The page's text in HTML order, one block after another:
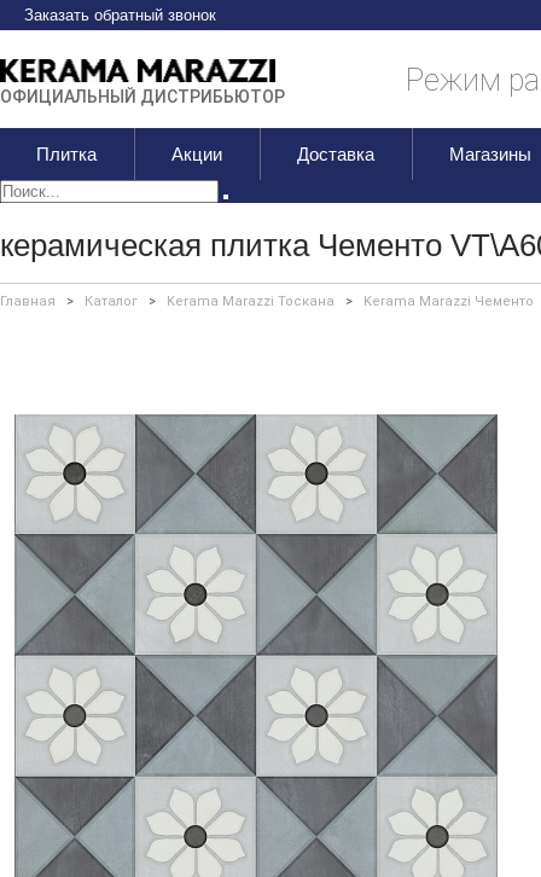
Заказать обратный звонок
ОФИЦИАЛЬНЫЙ ДИСТРИБЬЮТОР Режим
Плитка Акции Доставка Магазины
керамическая плитка Чементо
Главная > Каталог > Kerama Marazzi Тоскана > Kerama Marazzi Чементо